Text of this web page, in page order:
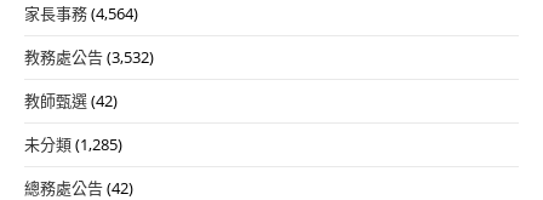
家長事務(4,564)
教務處公告(3,532)
教師甄選(42)
未分類(1,285)
總務處公告(42)